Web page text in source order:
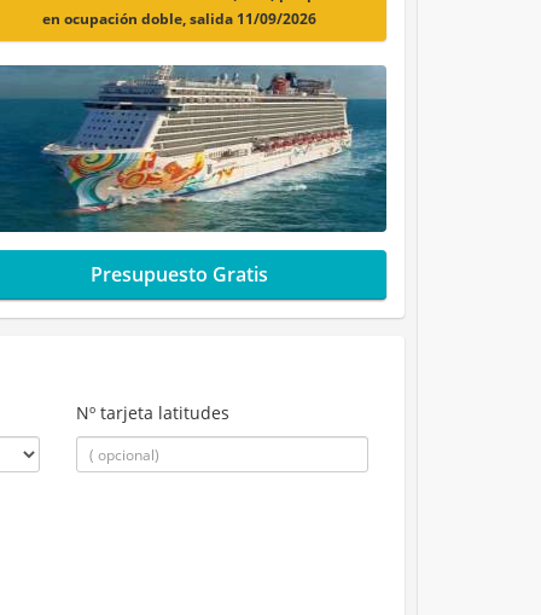
en ocupación doble, salida 11/09/2026
Presupuesto Gratis
Nº tarjeta latitudes